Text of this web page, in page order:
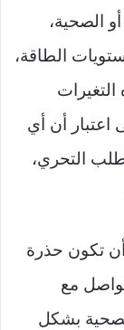
الصحية،
الطاقة،
اعتبار أن أي
التحري،
تكون حذرة
مع
بشكل